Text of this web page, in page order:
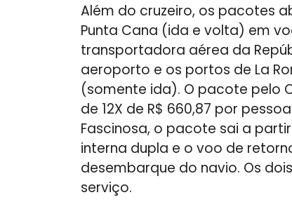
Além do cruzeiro, os pacotes
Punta Cana (ida e volta) em
transportadora aérea da
aeroporto e os portos de La
(somente ida). O pacote pelo
de 12X de R$ 660,87 por
Fascinosa, o pacote sai a
interna dupla e o voo de
desembarque do navio. Os
serviço.